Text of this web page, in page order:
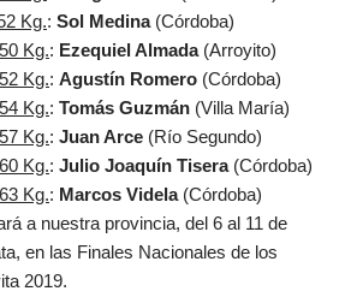
Kg.: Sol Medina(Córdoba)
Kg.: Ezequiel Almada(Arroyito)
Kg.: Agustín Romero (Córdoba)
Kg.: Tomás Guzmán (Villa María)
Kg.: Juan Arce (Río Segundo)
Kg.: Julio Joaquín Tisera(Córdoba)
Kg.: Marcos Videla(Córdoba)
a nuestra provincia, del 6 al 11 de
en las Finales Nacionales de los
2019.